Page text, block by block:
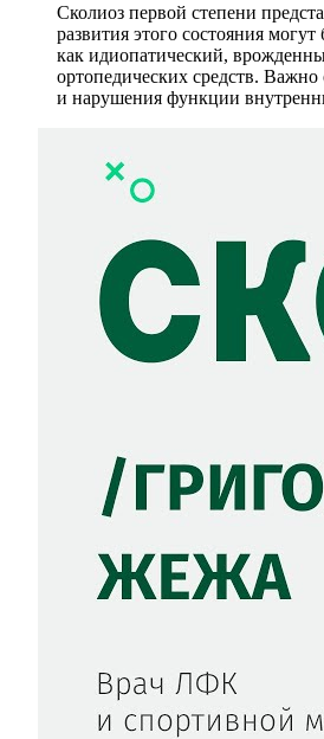
Сколиоз первой степени
развития этого состояния
как идиопатический,
ортопедических средств.
и нарушения функции